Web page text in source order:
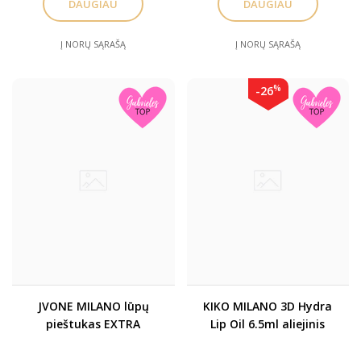
DAUGIAU
Į NORŲ SĄRAŠĄ
DAUGIAU
Į NORŲ SĄRAŠĄ
JVONE MILANO lūpų
pieštukas EXTRA
-26%
KIKO MILANO 3D Hydra
Lip Oil 6.5ml aliejinis